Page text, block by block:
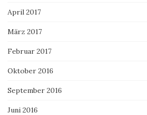
April 2017
März 2017
Februar 2017
Oktober 2016
September 2016
Juni 2016